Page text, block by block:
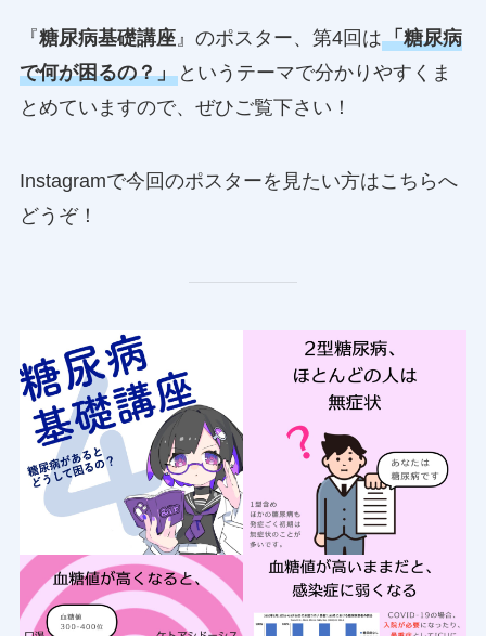
『糖尿病基礎講座』のポスター、第4回は「糖尿病
で何が困るの？」というテーマで分かりやすくま
とめていますので、ぜひご覧下さい！
Instagramで今回のポスターを見たい方はこちらへ
どうぞ！